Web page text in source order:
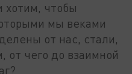
хотим, чтобы
мы веками
от нас, стали,
от чего до взаимной